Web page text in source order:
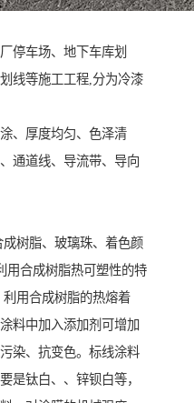
停车场、地下车库划
线等施工工程,分为冷漆
、厚度均匀、色泽清
通道线、导流带、导向
树脂、玻璃珠、着色颜
用合成树脂热可塑性的特
用合成树脂的热熔着
料中加入添加剂可增加
染、抗变色。标线涂料
是钛白、、锌钡白等，